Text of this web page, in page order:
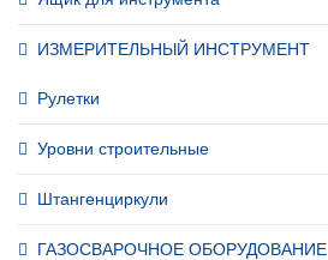
ИЗМЕРИТЕЛЬНЫЙ ИНСТРУМЕНТ
Рулетки
Уровни строительные
Штангенциркули
ГАЗОСВАРОЧНОЕ ОБОРУДОВАНИЕ